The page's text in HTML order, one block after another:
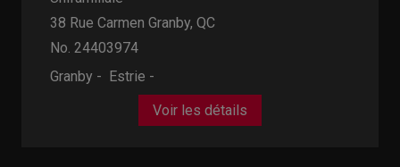
38 Rue Carmen Granby, QC
No. 24403974
Granby - Estrie -
Voir les détails